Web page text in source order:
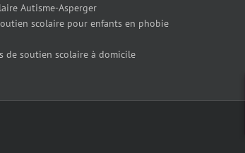
Autisme-Asperger
scolaire pour enfants en phobie
de soutien scolaire à domicile